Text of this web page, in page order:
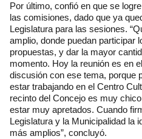
Por último, confió en que se
las comisiones, dado que ya
Legislatura para las sesiones.
amplio, donde puedan participar
propuestas, y dar la mayor
momento. Hoy la reunión es en
discusión con ese tema, porque
estar trabajando en el Centro
recinto del Concejo es muy
estar muy apretados. Cuando
Legislatura y la Municipalidad la
más amplios”, concluyó.